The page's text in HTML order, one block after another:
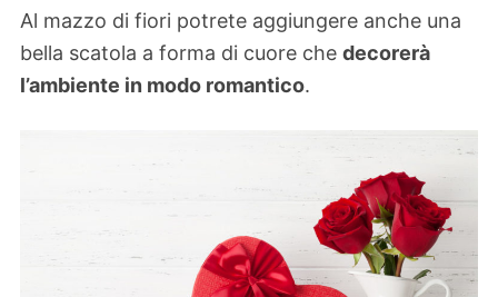
Al mazzo di fiori potrete aggiungere anche una
bella scatola a forma di cuore che decorerà
l’ambiente in modo romantico.